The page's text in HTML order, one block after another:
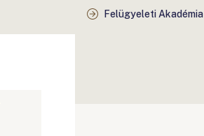
Felügyeleti Akadémia